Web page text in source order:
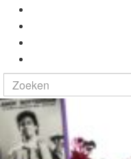
Search
for: